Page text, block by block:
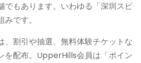
でもあります。いわゆる「深圳スピ
です。
、割引や抽選、無料体験チケットな
を配布。UpperHills会員は「ポイン